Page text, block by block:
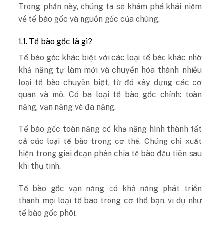
Trong phần này, chúng ta sẽ khám phá khái niệm
về tế bào gốc và nguồn gốc của chúng.
1.1. Tế bào gốc là gì?
Tế bào gốc khác biệt với các loại tế bào khác nhờ
khả năng tự làm mới và chuyển hóa thành nhiều
loại tế bào chuyên biệt, từ đó xây dựng các cơ
quan và mô. Có ba loại tế bào gốc chính: toàn
năng, vạn năng và đa năng.
Tế bào gốc toàn năng có khả năng hình thành tất
cả các loại tế bào trong cơ thể. Chúng chỉ xuất
hiện trong giai đoạn phân chia tế bào đầu tiên sau
khi thụ tinh.
Tế bào gốc vạn năng có khả năng phát triển
thành mọi loại tế bào trong cơ thể bạn, ví dụ như
tế bào gốc phôi.